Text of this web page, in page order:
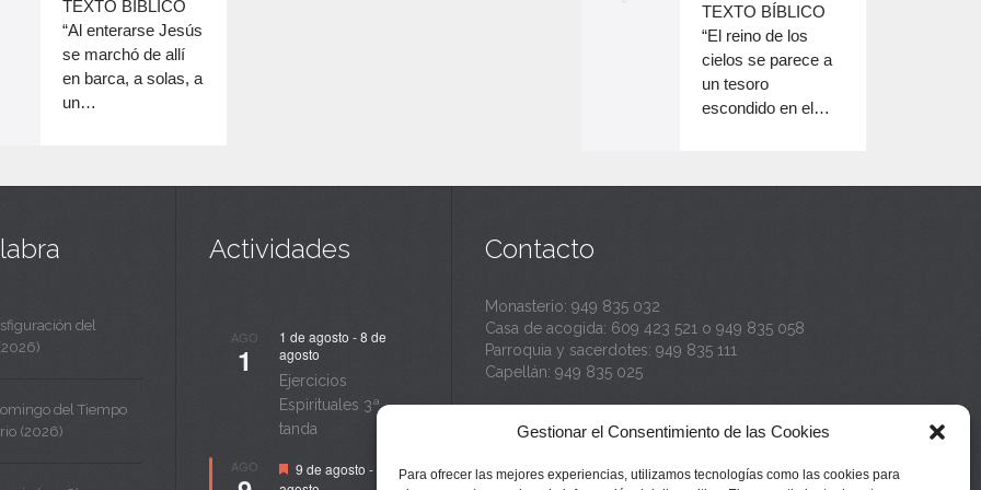
Gestionar el Consentimiento de las Cookies
Para ofrecer las mejores experiencias, utilizamos tecnologías como las cookies para
disminuir
volumen.
TEXTO BÍBLICO
“Al enterarse Jesús
se marchó de allí
en barca, a solas, a
un…
o
disminuir
el
TEXTO BÍBLICO
“El reino de los
cielos se parece a
un tesoro
escondido en el…
del
del Tiempo
(2026)
Actividades
AGO
1
1 de agosto -8 de
agosto
Ejercicios
Espirituales 3ª
tanda
AGO Destacado
9 de agosto -
14 de
Contacto
Monasterio: 949 835 032
Casa de acogida: 609 423 521 o 949 835 058
Parroquia y sacerdotes: 949 835 111
Capellán: 949 835 025
Monasterio:monasterio@buenafuente.org
Casa de acogida:acogida@buenafuente.org